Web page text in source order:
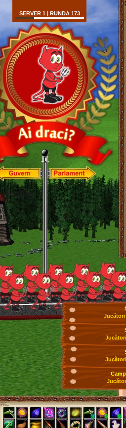
SERVER 1 | RUNDA 173
Jucători